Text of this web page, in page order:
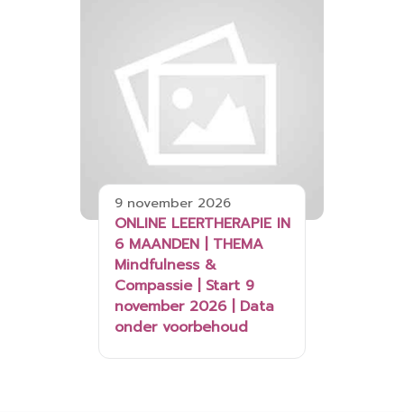
9 november 2026
ONLINE LEERTHERAPIE IN
6 MAANDEN | THEMA
Mindfulness &
Compassie | Start 9
november 2026 | Data
onder voorbehoud